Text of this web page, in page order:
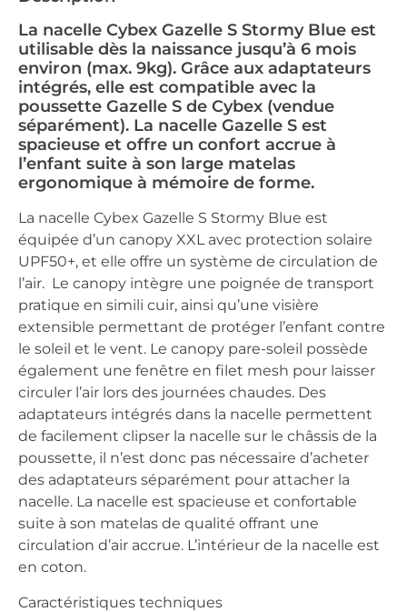
La nacelle Cybex Gazelle S Stormy Blue est
utilisable dès la naissance jusqu’à 6 mois
environ (max. 9kg). Grâce aux adaptateurs
intégrés, elle est compatible avec la
poussette Gazelle S de Cybex (vendue
séparément). La nacelle Gazelle S est
spacieuse et offre un confort accrue à
l’enfant suite à son large matelas
ergonomique à mémoire de forme.
La nacelle Cybex Gazelle S Stormy Blue est
équipée d’un canopy XXL avec protection solaire
UPF50+, et elle offre un système de circulation de
l’air. Le canopy intègre une poignée de transport
pratique en simili cuir, ainsi qu’une visière
extensible permettant de protéger l’enfant contre
le soleil et le vent. Le canopy pare-soleil possède
également une fenêtre en filet mesh pour laisser
circuler l’air lors des journées chaudes. Des
adaptateurs intégrés dans la nacelle permettent
de facilement clipser la nacelle sur le châssis de la
poussette, il n’est donc pas nécessaire d’acheter
des adaptateurs séparément pour attacher la
nacelle. La nacelle est spacieuse et confortable
suite à son matelas de qualité offrant une
circulation d’air accrue. L’intérieur de la nacelle est
en coton.
Caractéristiques techniques